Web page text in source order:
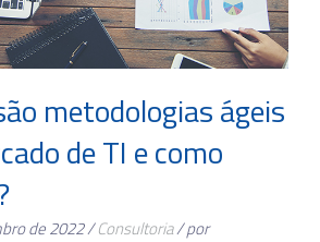
metodologias ágeis
de TI e como
de 2022 /Consultoria/ por